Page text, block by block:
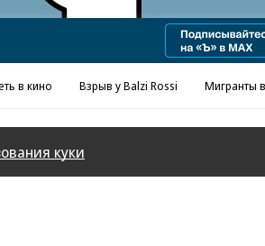
в кино Взрыв у Balzi Rossi Мигранты
куки